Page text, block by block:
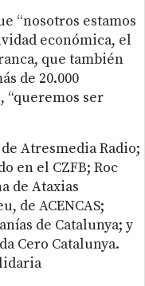
“nosotros estamos
económica, el
que también
de 20.000
“queremos ser
Atresmedia Radio;
en el CZFB; Roc
de Ataxias
de ACENCAS;
de Catalunya; y
Cero Catalunya.